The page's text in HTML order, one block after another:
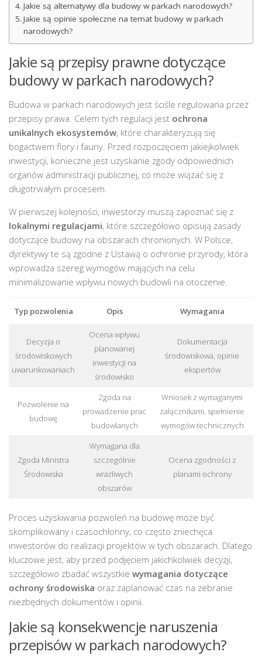
Jakie są alternatywy dla budowy w parkach narodowych?
Jakie są opinie społeczne na temat budowy w parkach
narodowych?
Jakie są przepisy prawne dotyczące
budowy w parkach narodowych?
Budowa w parkach narodowych jest ściśle regulowana przez
przepisy prawa. Celem tych regulacji jest ochrona
unikalnych ekosystemów, które charakteryzują się
bogactwem flory i fauny. Przed rozpoczęciem jakiejkolwiek
inwestycji, konieczne jest uzyskanie zgody odpowiednich
organów administracji publicznej, co może wiązać się z
długotrwałym procesem.
W pierwszej kolejności, inwestorzy muszą zapoznać się z
lokalnymi regulacjami, które szczegółowo opisują zasady
dotyczące budowy na obszarach chronionych. W Polsce,
dyrektywy te są zgodne z Ustawą o ochronie przyrody, która
wprowadza szereg wymogów mających na celu
minimalizowanie wpływu nowych budowli na otoczenie.
Typ pozwolenia Opis Wymagania
Decyzja o
środowiskowych
uwarunkowaniach
Ocena wpływu
planowanej
inwestycji na
środowisko
Dokumentacja
środowiskowa, opinie
ekspertów
Pozwolenie na
budowę
Zgoda na
prowadzenie prac
budowlanych
Wniosek z wymaganymi
załącznikami, spełnienie
wymogów technicznych
Zgoda Ministra
Środowiska
Wymagana dla
szczególnie
wrażliwych
obszarów
Ocena zgodności z
planami ochrony
Proces uzyskiwania pozwoleń na budowę może być
skomplikowany i czasochłonny, co często zniechęca
inwestorów do realizacji projektów w tych obszarach. Dlatego
kluczowe jest, aby przed podjęciem jakichkolwiek decyzji,
szczegółowo zbadać wszystkie wymagania dotyczące
ochrony środowiska oraz zaplanować czas na zebranie
niezbędnych dokumentów i opinii.
Jakie są konsekwencje naruszenia
przepisów w parkach narodowych?